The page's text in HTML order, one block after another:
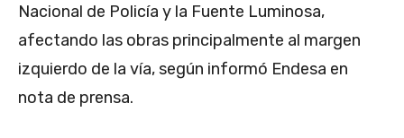
Nacional de Policía y la Fuente Luminosa,
afectando las obras principalmente al margen
izquierdo de la vía, según informó Endesa en
nota de prensa.